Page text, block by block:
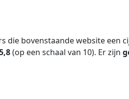
die bovenstaande website een
(op een schaal van 10). Er zijn